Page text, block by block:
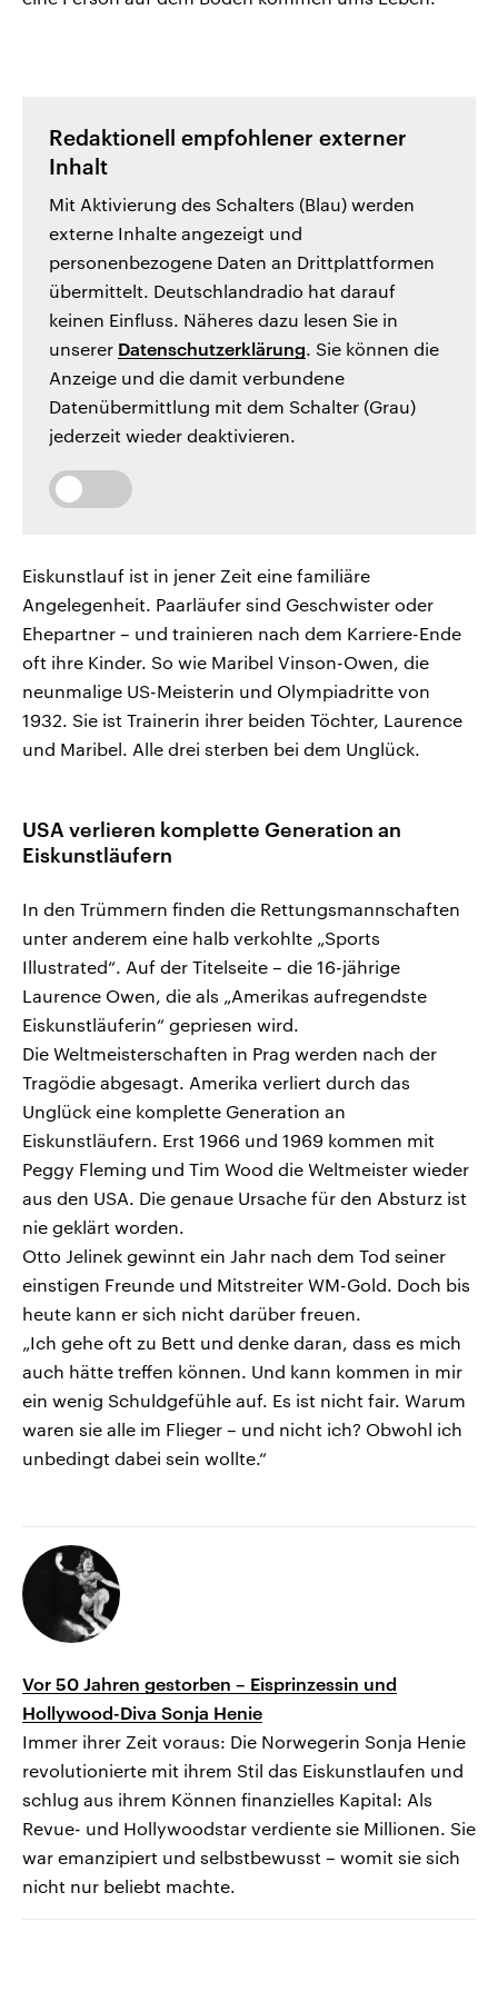
Redaktionell empfohlener externer
Inhalt
Mit Aktivierung des Schalters (Blau) werden
externe Inhalte angezeigt und
personenbezogene Daten an Drittplattformen
übermittelt. Deutschlandradio hat darauf
keinen Einfluss. Näheres dazu lesen Sie in
unserer Datenschutzerklärung. Sie können die
Anzeige und die damit verbundene
Datenübermittlung mit dem Schalter (Grau)
jederzeit wieder deaktivieren.
Eiskunstlauf ist in jener Zeit eine familiäre
Angelegenheit. Paarläufer sind Geschwister oder
Ehepartner – und trainieren nach dem Karriere-Ende
oft ihre Kinder. So wie Maribel Vinson-Owen, die
neunmalige US-Meisterin und Olympiadritte von
1932. Sie ist Trainerin ihrer beiden Töchter, Laurence
und Maribel. Alle drei sterben bei dem Unglück.
USA verlieren komplette Generation an
Eiskunstläufern
In den Trümmern finden die Rettungsmannschaften
unter anderem eine halb verkohlte „Sports
Illustrated“. Auf der Titelseite – die 16-jährige
Laurence Owen, die als „Amerikas aufregendste
Eiskunstläuferin“ gepriesen wird.
Die Weltmeisterschaften in Prag werden nach der
Tragödie abgesagt. Amerika verliert durch das
Unglück eine komplette Generation an
Eiskunstläufern. Erst 1966 und 1969 kommen mit
Peggy Fleming und Tim Wood die Weltmeister wieder
aus den USA. Die genaue Ursache für den Absturz ist
nie geklärt worden.
Otto Jelinek gewinnt ein Jahr nach dem Tod seiner
einstigen Freunde und Mitstreiter WM-Gold. Doch bis
heute kann er sich nicht darüber freuen.
„Ich gehe oft zu Bett und denke daran, dass es mich
auch hätte treffen können. Und kann kommen in mir
ein wenig Schuldgefühle auf. Es ist nicht fair. Warum
waren sie alle im Flieger – und nicht ich? Obwohl ich
unbedingt dabei sein wollte.“
Vor 50 Jahren gestorben – Eisprinzessin und
Hollywood-Diva Sonja Henie
Immer ihrer Zeit voraus: Die Norwegerin Sonja Henie
revolutionierte mit ihrem Stil das Eiskunstlaufen und
schlug aus ihrem Können finanzielles Kapital: Als
Revue- und Hollywoodstar verdiente sie Millionen. Sie
war emanzipiert und selbstbewusst – womit sie sich
nicht nur beliebt machte.